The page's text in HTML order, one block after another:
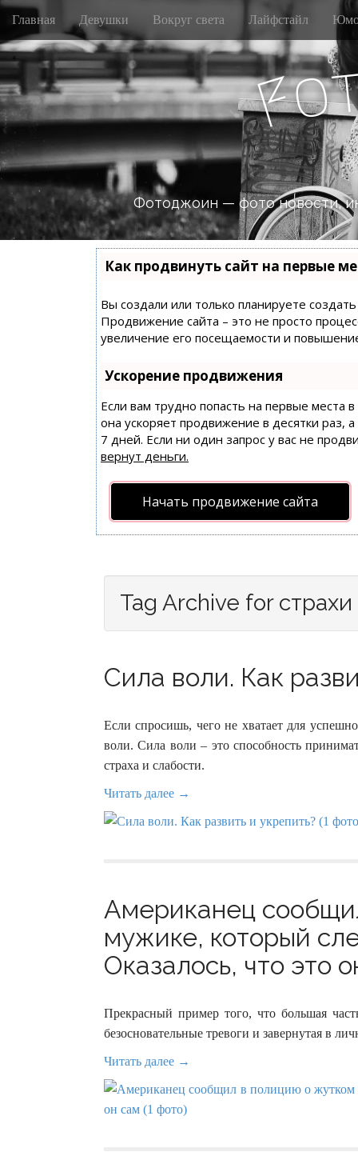
M
i
n
m
e
n
u
S
i
p
t
o
c
o
n
t
e
Главная Девушки Вокруг света Лайфстайл
Fo
Фотоджоин — фото новости,
Как продвинуть сайт на первые
Вы создали или только планируете
Продвижение сайта – это не просто
увеличение его посещаемости и
Ускорение продвижения
Если вам трудно попасть на первые места
она ускоряет продвижение в десятки раз,
7 дней. Если ни один запрос у вас не
вернут деньги.
Начать продвижение сайта
Tag Archive for страхи
Сила воли. Как
Если спросишь, чего не хватает для
воли. Сила воли – это способность
страха и слабости.
Читать далее →
Американец
мужике, который
Оказалось, что это
Прекрасный пример того, что большая
безосновательные тревоги и завернутая в
Читать далее →